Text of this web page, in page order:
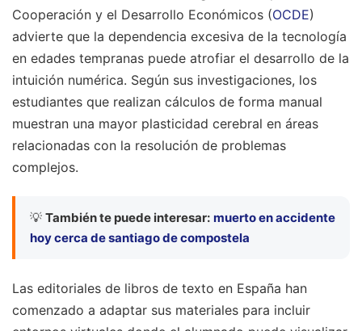
Cooperación y el Desarrollo Económicos (OCDE)
advierte que la dependencia excesiva de la tecnología
en edades tempranas puede atrofiar el desarrollo de la
intuición numérica. Según sus investigaciones, los
estudiantes que realizan cálculos de forma manual
muestran una mayor plasticidad cerebral en áreas
relacionadas con la resolución de problemas
complejos.
💡 También te puede interesar: muerto en accidente
hoy cerca de santiago de compostela
Las editoriales de libros de texto en España han
comenzado a adaptar sus materiales para incluir